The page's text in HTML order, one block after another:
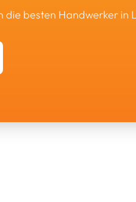
die besten Handwerker in